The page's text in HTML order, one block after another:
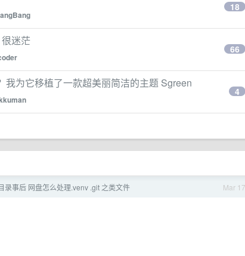
18
迷茫
66
为它移植了一款超美丽简洁的主题 Sgreen
4
Mar 17
录事后 网盘怎么处理.venv .git 之类文件